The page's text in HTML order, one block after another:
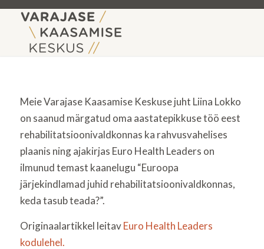
Meie Varajase Kaasamise Keskuse juht Liina Lokko
on saanud märgatud oma aastatepikkuse töö eest
rehabilitatsioonivaldkonnas ka rahvusvahelises
plaanis ning ajakirjas Euro Health Leaders on
ilmunud temast kaanelugu “Euroopa
järjekindlamad juhid rehabilitatsioonivaldkonnas,
keda tasub teada?”.
Originaalartikkel leitavEuro Health Leaders
kodulehel.